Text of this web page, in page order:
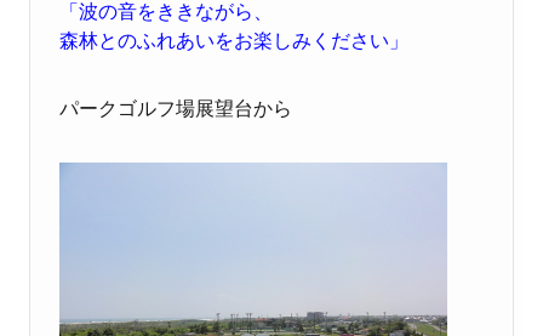
「波の音をききながら、
森林とのふれあいをお楽しみください」
パークゴルフ場展望台から